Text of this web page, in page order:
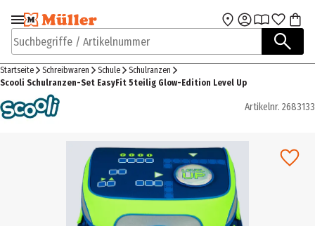
Zur Navigation
springen
Zum Hauptinhalt
Suchbegriffe / Artikelnummer
Startseite Schreibwaren Schule
Schulranzen
Scooli Schulranzen-Set EasyFit 5teilig Glow-Edition Level Up
Artikelnr. 2683133